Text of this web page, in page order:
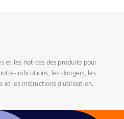
et les notices des produits pour
indications, les dangers, les
et les instructions d’utilisation.